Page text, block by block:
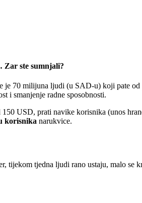
Zar ste sumnjali?
je 70 milijuna ljudi (u SAD-u) koji pate od
i smanjenje radne sposobnosti.
USD, prati navike korisnika (unos
korisnika narukvice.
tjedna ljudi rano ustaju, malo se